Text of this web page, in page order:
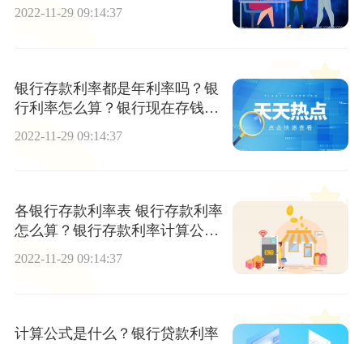
2022-11-29 09:14:37
银行存款利率都是年利率吗？银
行利率怎么算？银行现在存钱靠
2022-11-29 09:14:37
各银行存款利率表 银行存款利率
怎么算？银行存款利率计算公式
是什么？
2022-11-29 09:14:37
计算公式是什么？银行贷款利率